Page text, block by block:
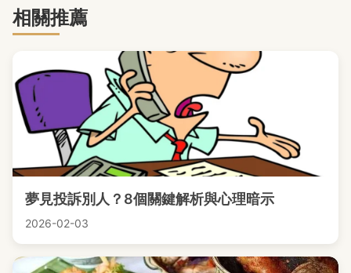
相關推薦
夢見投訴別人？8個關鍵解析與心理暗示
2026-02-03